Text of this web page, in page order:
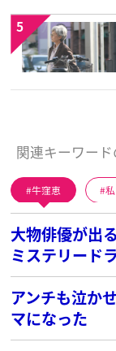
5
関連キーワー
牛窪恵
大物俳優が出
ミステリード
アンチも泣か
マになった